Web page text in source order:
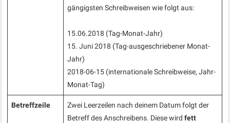
gängigsten Schreibweisen wie folgt aus:
15.06.2018 (Tag-Monat-Jahr)
15. Juni 2018 (Tag-ausgeschriebener Monat-
Jahr)
2018-06-15 (internationale Schreibweise, Jahr-
Monat-Tag)
Betreffzeile
Zwei Leerzeilen nach deinem Datum folgt der
Betreff des Anschreibens. Diese wirdfett